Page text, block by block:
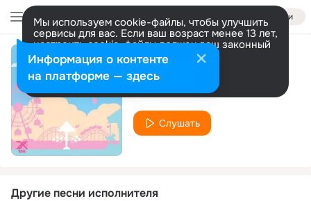
Войти
Мы используем cookie-файлы, чтобы улучшить
сервисы для вас. Если ваш возраст менее 13 лет,
настроить cookie-файлы должен ваш законный
представитель. Больше информации
Разрешить все Настроить
Secret
24K+
Слушать
Другие песни исполнителя
Информация о контенте
на платформе — здесь